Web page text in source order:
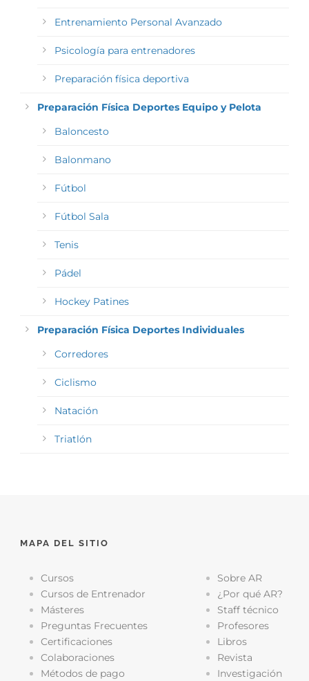
Entrenamiento Personal Avanzado
Psicología para entrenadores
Preparación física deportiva
Preparación Física Deportes Equipo y Pelota
Baloncesto
Balonmano
Fútbol
Fútbol Sala
Tenis
Pádel
Hockey Patines
Preparación Física Deportes Individuales
Corredores
Ciclismo
Natación
Triatlón
MAPA DEL SITIO
Cursos
Cursos de Entrenador
Másteres
Preguntas Frecuentes
Certificaciones
Colaboraciones
Métodos de pago
Sobre AR
¿Por qué AR?
Staff técnico
Profesores
Libros
Revista
Investigación